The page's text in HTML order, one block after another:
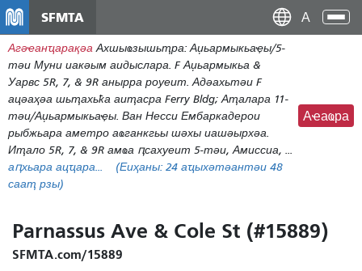
основному
содержаниу
SFMTA
Агәҽанҵарақәа Ахшыҩзышьҭра: Аџьармыкьаҿы/5-
тәи Муни иакәым аидыслара. F Аџьармыкьа &
Уарвс 5R, 7, & 9R анырра роуеит. Адәахьтәи F
ацәаҳәа шьҭахьҟа аиҭасра Ferry Bldg; Аҭалара 11-
тәи/Аџьармыкьаҿы. Ван Несси Ембаркадерои
рыбжьара аметро аҩганкгьы шәхы иашәырхәа.
Иҭало 5R, 7, & 9R амҩа ԥсахуеит 5-тәи, Амиссиа, ...
аԥхьара ацҵара...
(Еиҳаны: 24 аҵыхәтәантәи 48
сааҭ рзы)
Аҽаҩра
Parnassus Ave & Cole St (#15889)
SFMTA.com/15889